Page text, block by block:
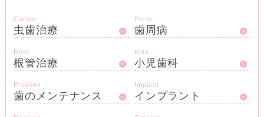
Caries
虫歯治療
Perio
歯周病
Root
根管治療
Kids
小児歯科
Prevent
歯のメンテナンス
Implant
インプラント